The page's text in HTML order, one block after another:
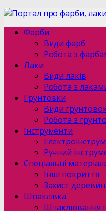
Фарби
Види фарб
Робота з
Лаки
Види лаків
Робота з
Грунтовки
Види
Робота з
Інструменти
Ручний
Спеціальні
Інші покриття
Захист
Шпаклівка
Шпаклювання